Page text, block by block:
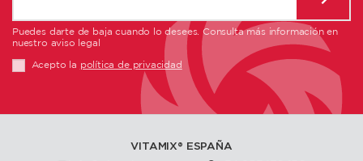
Puedes darte de baja cuando lo desees. Consulta más información en
nuestro aviso legal
Acepto la política de privacidad
VITAMIX®️ ESPAÑA